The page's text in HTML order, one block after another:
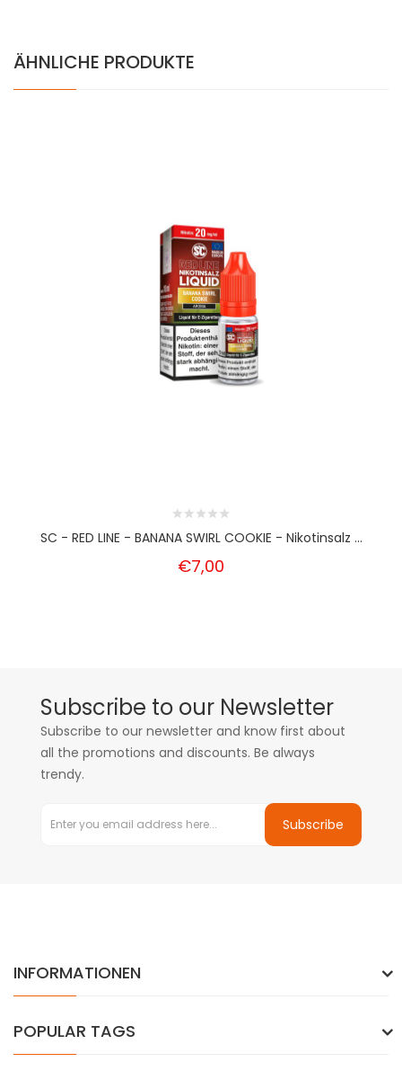
ÄHNLICHE PRODUKTE
SC - RED LINE - BANANA SWIRL COOKIE - Nikotinsalz ...
€7,00
Subscribe to our Newsletter
Subscribe to our newsletter and know first about
all the promotions and discounts. Be always
trendy.
Subscribe
INFORMATIONEN
POPULAR TAGS